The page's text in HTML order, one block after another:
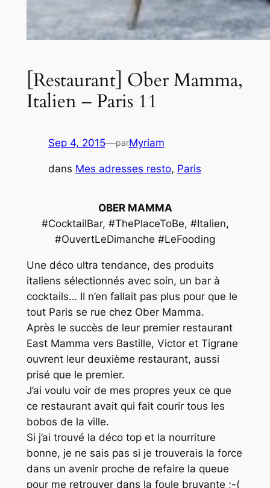
[Restaurant] Ober Mamma,
Italien – Paris 11
Sep 4, 2015—parMyriam
dans Mes adresses resto, Paris
OBER MAMMA
#CocktailBar, #ThePlaceToBe, #Italien,
#OuvertLeDimanche #LeFooding
Une déco ultra tendance, des produits
italiens sélectionnés avec soin, un bar à
cocktails… II n’en fallait pas plus pour que le
tout Paris se rue chez Ober Mamma.
Après le succès de leur premier restaurant
East Mamma vers Bastille, Victor et Tigrane
ouvrent leur deuxième restaurant, aussi
prisé que le premier.
J’ai voulu voir de mes propres yeux ce que
ce restaurant avait qui fait courir tous les
bobos de la ville.
Si j’ai trouvé la déco top et la nourriture
bonne, je ne sais pas si je trouverais la force
dans un avenir proche de refaire la queue
pour me retrouver dans la foule bruyante ;-(